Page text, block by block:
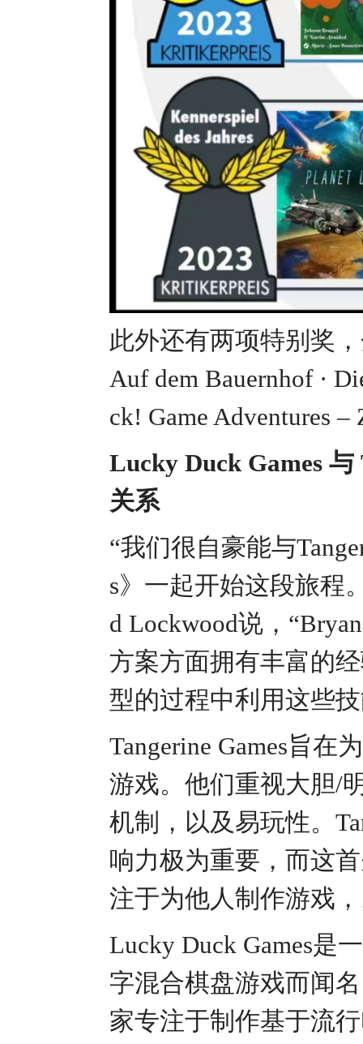
此外还有两项特别奖
Auf dem Bauernhof ·
ck! Game Adventures –
Lucky Duck Games
关系
“我们很自豪能与
s》一起开始这段旅程
d Lockwood说，
方案方面拥有丰富的
型的过程中利用这些
Tangerine Games旨
游戏。他们重视大胆/
机制，以及易玩性。
响力极为重要，而这
注于为他人制作游戏
Lucky Duck Games是
字混合棋盘游戏而闻
家专注于制作基于流